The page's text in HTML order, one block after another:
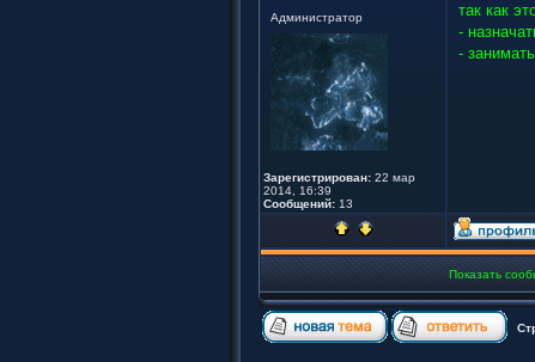
Администратор
Зарегистрирован: 22 мар
2014, 16:39
Сообщений: 13
так как
-
-
Показать